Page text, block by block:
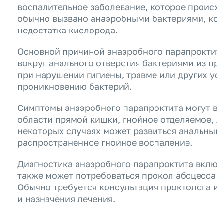
воспалительное заболевание, которое
обычно вызвано анаэробными бактериями,
недостатка кислорода.
Основной причиной анаэробного
вокруг анального отверстия бактериями
при нарушении гигиены, травме или других
проникновению бактерий.
Симптомы анаэробного парапроктита могут
области прямой кишки, гнойное
некоторых случаях может развиться
распространенное гнойное воспаление.
Диагностика анаэробного парапроктита
также может потребоваться прокол
Обычно требуется консультация проктолога
и назначения лечения.